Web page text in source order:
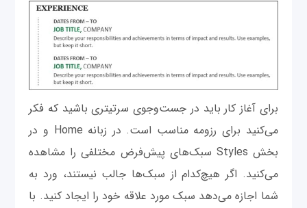
برای آغاز کار باید در جست‌وجوی سرتیتری باشید که فکر
می‌کنید برای رزومه مناسب است. در زبانه Home و در
بخش Styles سبک‌های پیش‌فرض مختلفی را مشاهده
می‌کنید. اگر هیچ‌کدام از سبک‌ها جالب نیستند، ورد به
شما اجازه می‌دهد سبک مورد علاقه خود را ایجاد کنید. با